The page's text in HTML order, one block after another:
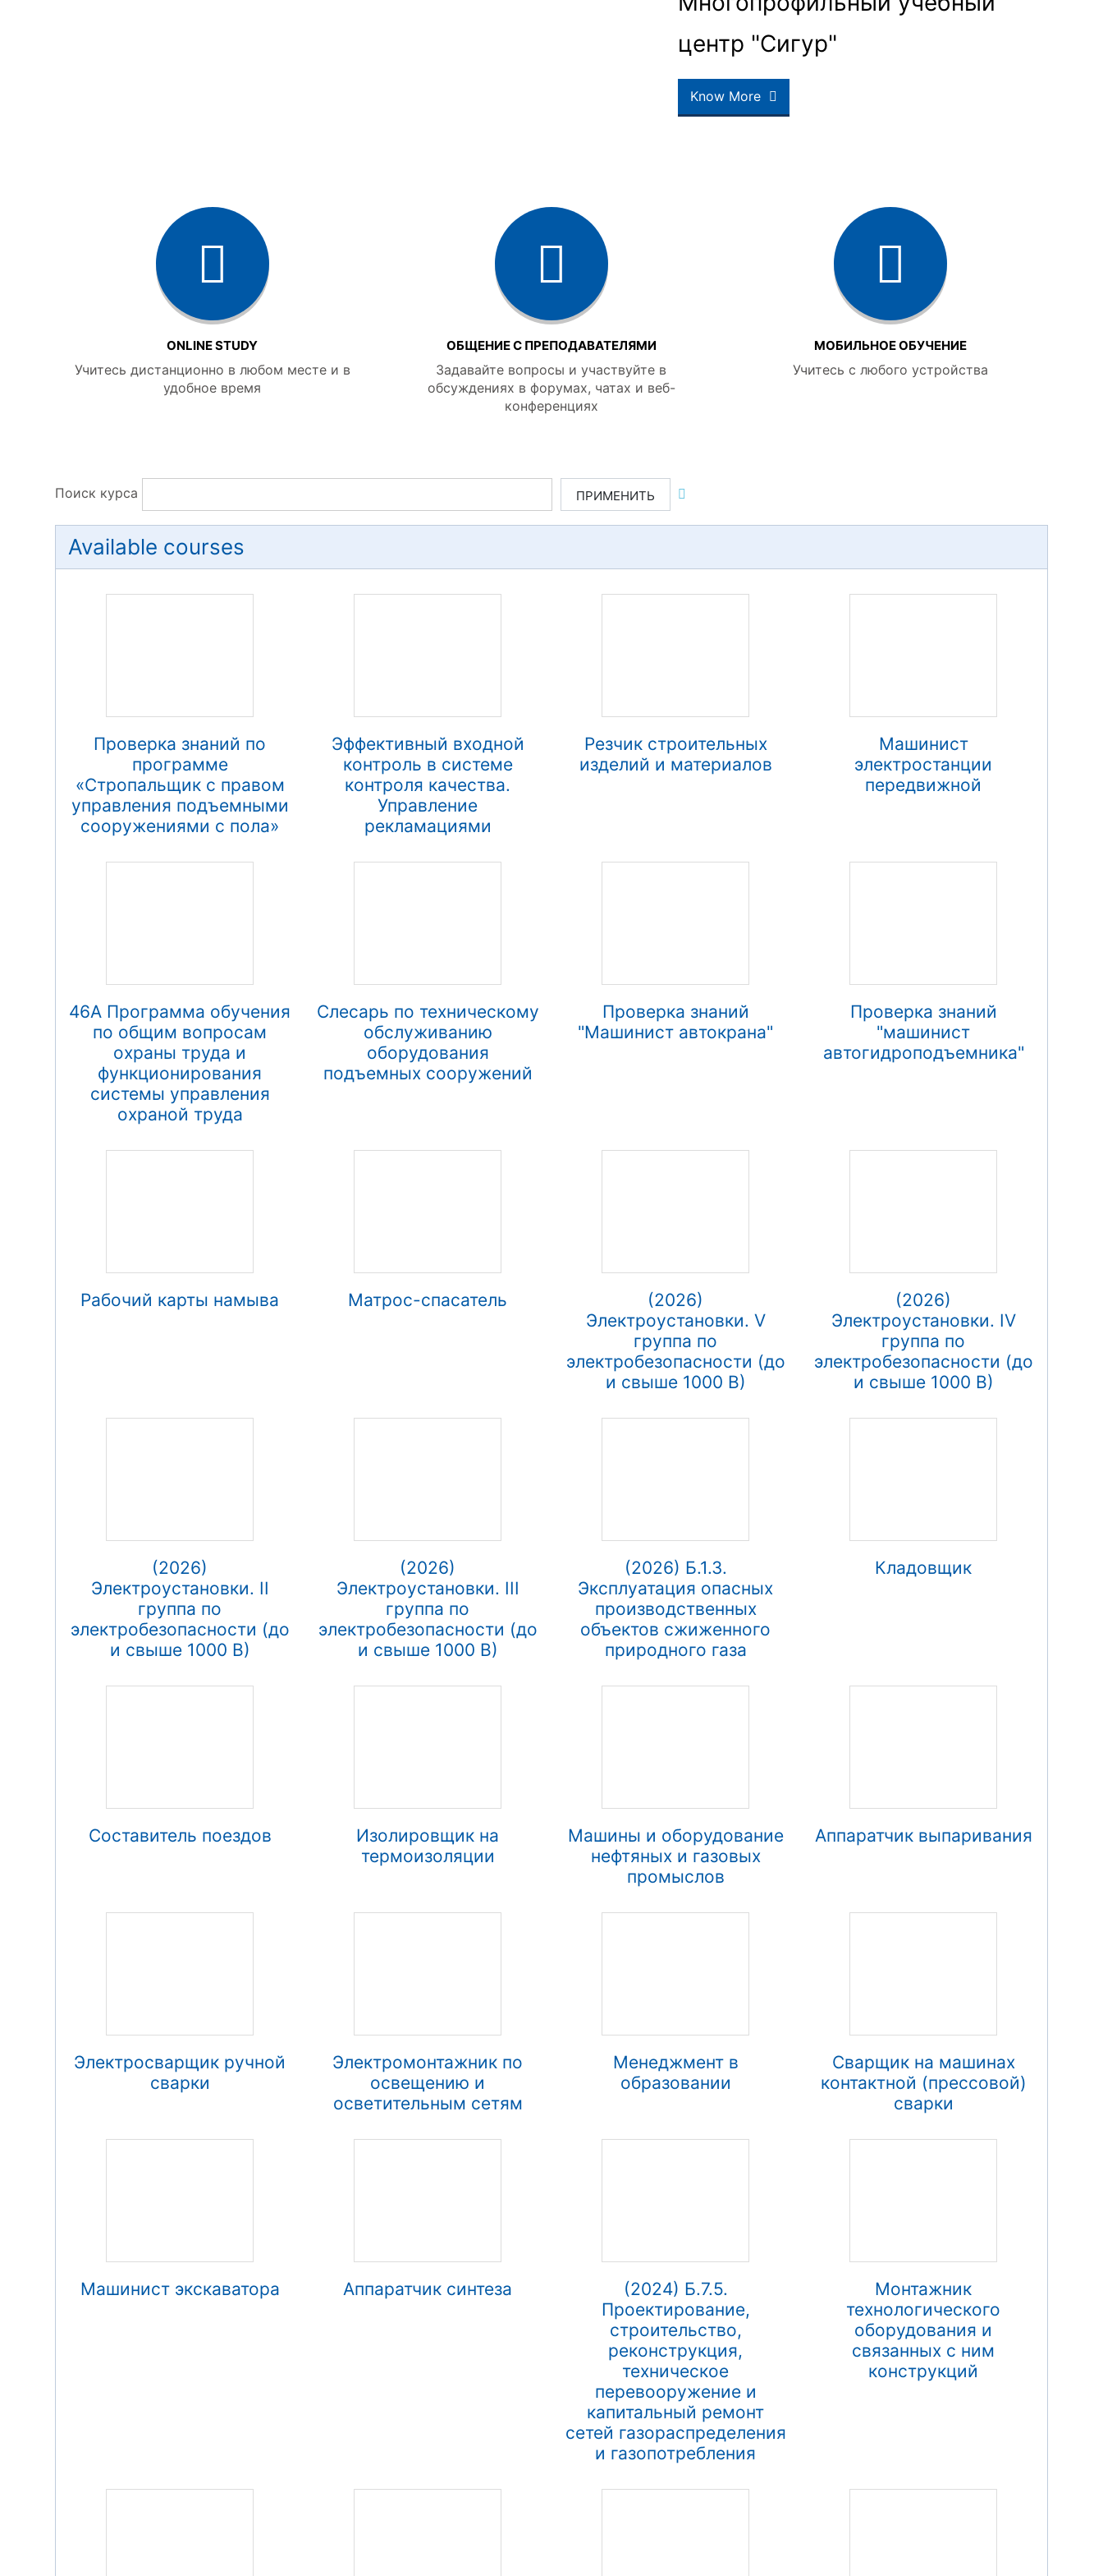
центр "Сигур"
Know More
ONLINE STUDY
Учитесь дистанционно в любом месте и в
удобное время
ОБЩЕНИЕ С ПРЕПОДАВАТЕЛЯМИ
Задавайте вопросы и участвуйте в
обсуждениях в форумах, чатах и веб-
конференциях
МОБИЛЬНОЕ ОБУЧЕНИЕ
Учитесь с любого устройства
Поиск курса ПРИМЕНИТЬ
Available courses
Проверка знаний по
программе
«Стропальщик с правом
управления подъемными
сооружениями с пола»
Эффективный входной
контроль в системе
контроля качества.
Управление
рекламациями
Резчик строительных
изделий и материалов
Машинист
электростанции
передвижной
46А Программа обучения
по общим вопросам
охраны труда и
функционирования
системы управления
охраной труда
Слесарь по техническому
обслуживанию
оборудования
подъемных сооружений
Проверка знаний
"Машинист автокрана"
Проверка знаний
"машинист
автогидроподъемника"
Рабочий карты намыва Матрос-спасатель
(2026)
Электроустановки. V
группа по
электробезопасности (до
и свыше 1000 В)
(2026)
Электроустановки. IV
группа по
электробезопасности (до
и свыше 1000 В)
(2026)
Электроустановки. II
группа по
электробезопасности (до
и свыше 1000 В)
(2026)
Электроустановки. III
группа по
электробезопасности (до
и свыше 1000 В)
(2026) Б.1.3.
Эксплуатация опасных
производственных
объектов сжиженного
природного газа
Кладовщик
Составитель поездов
Изолировщик на
термоизоляции
Машины и оборудование
нефтяных и газовых
промыслов
Аппаратчик выпаривания
Электросварщик ручной
сварки
Электромонтажник по
освещению и
осветительным сетям
Менеджмент в
образовании
Сварщик на машинах
контактной (прессовой)
сварки
Машинист экскаватора Аппаратчик синтеза
(2024) Б.7.5.
Проектирование,
строительство,
реконструкция,
техническое
перевооружение и
капитальный ремонт
сетей газораспределения
и газопотребления
Монтажник
технологического
оборудования и
связанных с ним
конструкций